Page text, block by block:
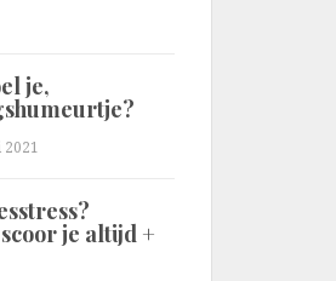
je,
je altijd +